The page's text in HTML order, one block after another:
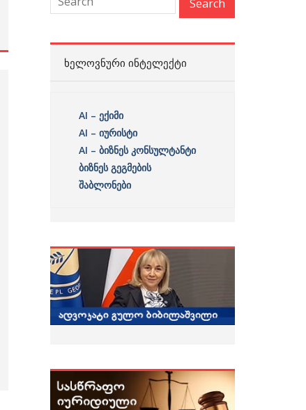
ᲮᲔᲚᲝᲕᲜᲣᲠᲘ ᲘᲜᲢᲔᲚᲔᲥᲢᲘ
AI – ექიმი
AI – იურისტი
AI – ბიზნეს კონსულტანტი
ბიზნეს გეგმების
შაბლონები